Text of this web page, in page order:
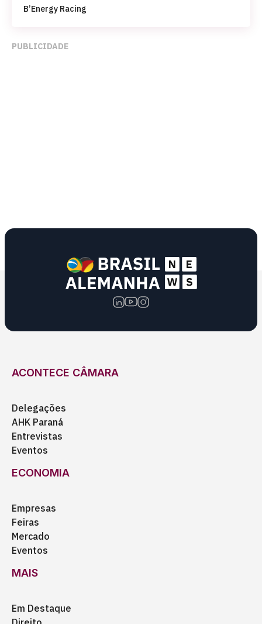
B’Energy Racing
PUBLICIDADE
ACONTECE CÂMARA
Delegações
AHK Paraná
Entrevistas
Eventos
ECONOMIA
Empresas
Feiras
Mercado
Eventos
MAIS
Em Destaque